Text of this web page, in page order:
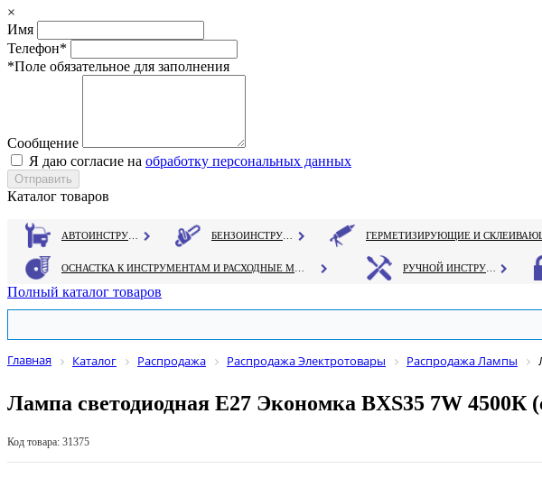
×
Имя
Телефон*
*Поле обязательное для заполнения
Сообщение
Я даю согласие на обработку персональных данных
Каталог товаров
Полный каталог товаров
Главная Каталог Распродажа Распродажа Электротовары Распродажа Лампы
Лампа светодиодная Е27 Экономка BXS35 7W 4500К
Код товара: 31375